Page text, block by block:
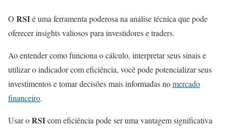
O RSIé uma ferramenta poderosa na análise técnica que pode
oferecer insights valiosos para investidores e traders.
Ao entender como funciona o cálculo, interpretar seus sinais e
utilizar o indicador com eficiência, você pode potencializar seus
investimentos e tomar decisões mais informadas nomercado
financeiro.
Usar oRSIcom eficiência pode ser uma vantagem significativa